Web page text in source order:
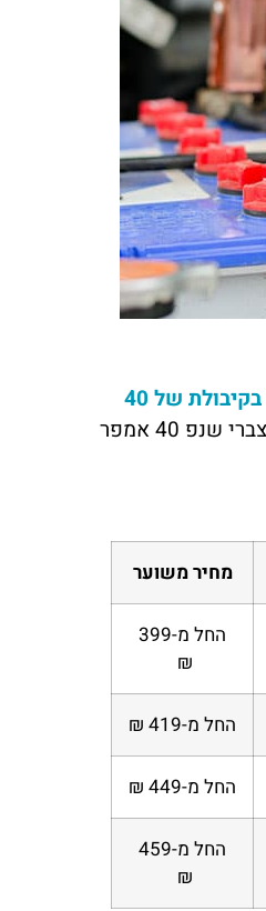
מורן לוי
ראשון לציון
שירות שלא רואים כל יום! המצבר שלי
שבק חיים באמצע היום, ותוך פחות
כבר הייתי שוב על הכביש. תודה למצבר
בקליק על השירות הנהדר
בקיבולת של 40
, כאשר ההמלצה המקצועית היא רכישה של מצבר המותאם לאקלים הישראלי, ביניהם, מצברי שנפ 40 אמפר
מחיר משוער
החל מ-399
₪
החל מ-419 ₪
החל מ-449 ₪
החל מ-459
₪